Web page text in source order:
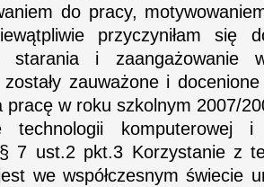
do pracy,
przyczyniłam się
starania i zaangażowanie
zauważone i
pracę w roku szkolnym 2007/
technologii komputerowej
7 ust.2 pkt.3 Korzystanie z
we współczesnym świecie